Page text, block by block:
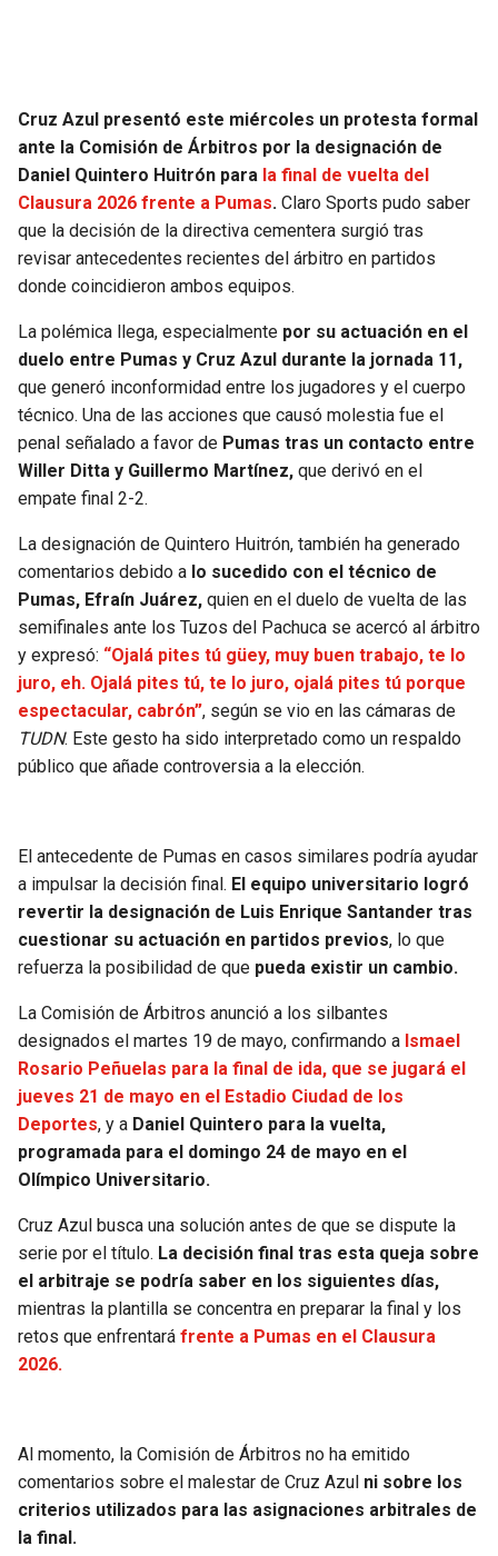
PACKERS
VIKINGS
FALCONS
PANTHERS
SAINTS
BUCCANEERS
TIMBERWOLVES
THUNDER
TRAIL BLAZERS
JAZZ
Cruz Azul presentó este miércoles un protesta formal
ante la Comisión de Árbitros por la designación de
Daniel Quintero Huitrón para la final de vuelta del
Clausura 2026 frente a Pumas. Claro Sports pudo saber
que la decisión de la directiva cementera surgió tras
revisar antecedentes recientes del árbitro en partidos
donde coincidieron ambos equipos.
La polémica llega, especialmente por su actuación en el
duelo entre Pumas y Cruz Azul durante la jornada 11,
que generó inconformidad entre los jugadores y el cuerpo
técnico. Una de las acciones que causó molestia fue el
penal señalado a favor de Pumas tras un contacto entre
Willer Ditta y Guillermo Martínez, que derivó en el
empate final 2-2.
La designación de Quintero Huitrón, también ha generado
comentarios debido a lo sucedido con el técnico de
Pumas, Efraín Juárez, quien en el duelo de vuelta de las
semifinales ante los Tuzos del Pachuca se acercó al árbitro
y expresó: “Ojalá pites tú güey, muy buen trabajo, te lo
juro, eh. Ojalá pites tú, te lo juro, ojalá pites tú porque
espectacular, cabrón”, según se vio en las cámaras de
TUDN. Este gesto ha sido interpretado como un respaldo
público que añade controversia a la elección.
El antecedente de Pumas en casos similares podría ayudar
a impulsar la decisión final. El equipo universitario logró
revertir la designación de Luis Enrique Santander tras
cuestionar su actuación en partidos previos, lo que
refuerza la posibilidad de que pueda existir un cambio.
La Comisión de Árbitros anunció a los silbantes
designados el martes 19 de mayo, confirmando a Ismael
Rosario Peñuelas para la final de ida, que se jugará el
jueves 21 de mayo en el Estadio Ciudad de los
Deportes, y a Daniel Quintero para la vuelta,
programada para el domingo 24 de mayo en el
Olímpico Universitario.
Cruz Azul busca una solución antes de que se dispute la
serie por el título. La decisión final tras esta queja sobre
el arbitraje se podría saber en los siguientes días,
mientras la plantilla se concentra en preparar la final y los
retos que enfrentará frente a Pumas en el Clausura
2026.
Al momento, la Comisión de Árbitros no ha emitido
comentarios sobre el malestar de Cruz Azul ni sobre los
criterios utilizados para las asignaciones arbitrales de
la final.